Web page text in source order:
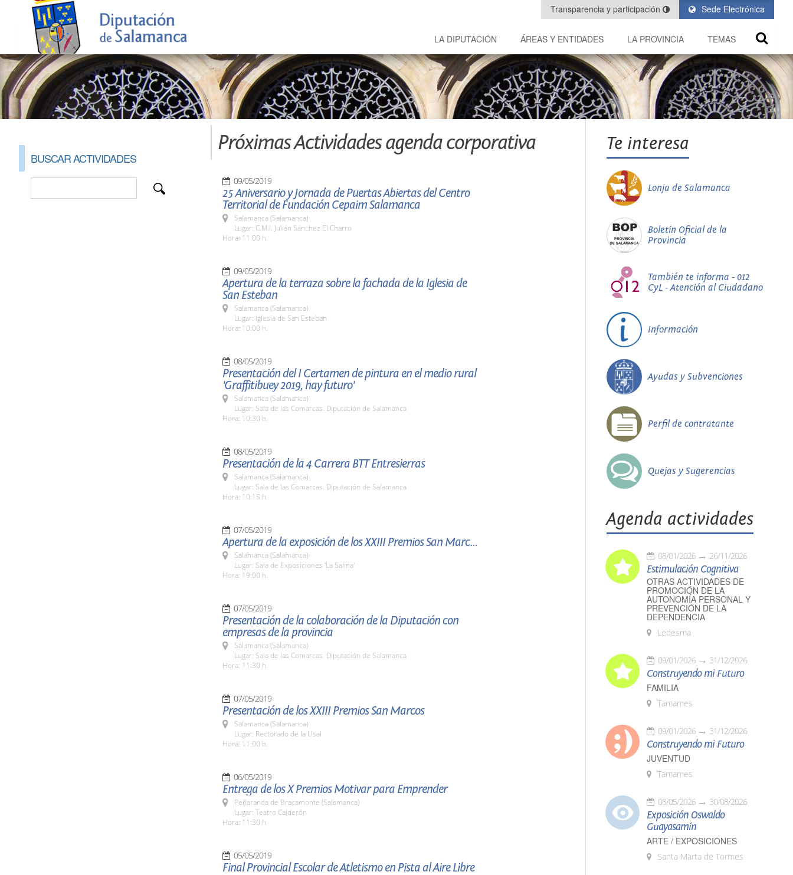
Sede Electrónica
Transparencia y participación
LA DIPUTACIÓN ÁREAS Y ENTIDADES LA PROVINCIA TEMAS
BUSCAR ACTIVIDADES
Próximas Actividades agenda corporativa
09/05/2019
25 Aniversario y Jornada de Puertas Abiertas del Centro
Territorial de Fundación Cepaim Salamanca
Salamanca (Salamanca)
Lugar: C.M.I. Julián Sánchez El Charro
Hora: 11:00 h.
09/05/2019
Apertura de la terraza sobre la fachada de la Iglesia de
San Esteban
Salamanca (Salamanca)
Lugar: Iglesia de San Esteban
Hora: 10:00 h.
08/05/2019
Presentación del I Certamen de pintura en el medio rural
'Graffitibuey 2019, hay futuro'
Salamanca (Salamanca)
Lugar: Sala de las Comarcas. Diputación de Salamanca
Hora: 10:30 h.
08/05/2019
Presentación de la 4 Carrera BTT Entresierras
Salamanca (Salamanca)
Lugar: Sala de las Comarcas. Diputación de Salamanca
Hora: 10:15 h.
07/05/2019
Apertura de la exposición de los XXIII Premios San Marcos
Salamanca (Salamanca)
Lugar: Sala de Exposiciones 'La Salina'
Hora: 19:00 h.
07/05/2019
Presentación de la colaboración de la Diputación con
empresas de la provincia
Salamanca (Salamanca)
Lugar: Sala de las Comarcas. Diputación de Salamanca
Hora: 11:30 h.
07/05/2019
Presentación de los XXIII Premios San Marcos
Salamanca (Salamanca)
Lugar: Rectorado de la Usal
Hora: 11:00 h.
06/05/2019
Entrega de los X Premios Motivar para Emprender
Peñaranda de Bracamonte (Salamanca)
Lugar: Teatro Calderón
Hora: 11:30 h.
05/05/2019
Final Provincial Escolar de Atletismo en Pista al Aire Libre
Te interesa
Lonja de Salamanca
Boletín Oficial de la
Provincia
También te informa - 012
CyL - Atención al Ciudadano
Información
Ayudas y Subvenciones
Perfil de contratante
Quejas y Sugerencias
Agenda actividades
08/01/2026 26/11/2026
Estimulación Cognitiva
OTRAS ACTIVIDADES DE
PROMOCIÓN DE LA
AUTONOMÍA PERSONAL Y
PREVENCIÓN DE LA
DEPENDENCIA
Ledesma
09/01/2026 31/12/2026
Construyendo mi Futuro
FAMILIA
Tamames
09/01/2026 31/12/2026
Construyendo mi Futuro
JUVENTUD
Tamames
08/05/2026 30/08/2026
Exposición Oswaldo
Guayasamín
ARTE / EXPOSICIONES
Santa Marta de Tormes